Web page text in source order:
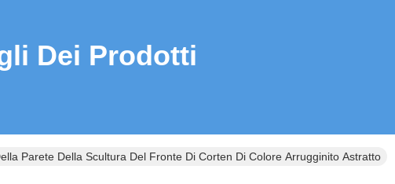
Dei Prodotti
Parete Della Scultura Del Fronte Di Corten Di Colore Arrugginito Astratto